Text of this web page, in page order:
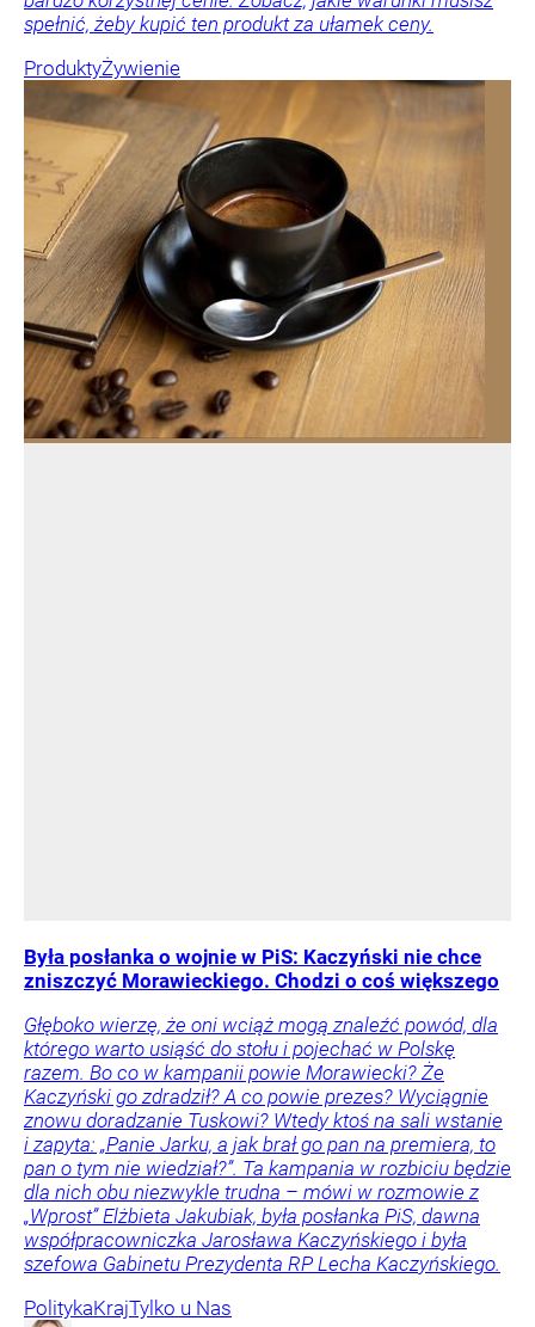
spełnić, żeby kupić ten produkt za ułamek ceny.
ProduktyŻywienie
Była posłanka o wojnie w PiS: Kaczyński nie chce
zniszczyć Morawieckiego. Chodzi o coś większego
Głęboko wierzę, że oni wciąż mogą znaleźć powód, dla
którego warto usiąść do stołu i pojechać w Polskę
razem. Bo co w kampanii powie Morawiecki? Że
Kaczyński go zdradził? A co powie prezes? Wyciągnie
znowu doradzanie Tuskowi? Wtedy ktoś na sali wstanie
i zapyta: „Panie Jarku, a jak brał go pan na premiera, to
pan o tym nie wiedział?”. Ta kampania w rozbiciu będzie
dla nich obu niezwykle trudna – mówi w rozmowie z
„Wprost” Elżbieta Jakubiak, była posłanka PiS, dawna
współpracowniczka Jarosława Kaczyńskiego i była
szefowa Gabinetu Prezydenta RP Lecha Kaczyńskiego.
PolitykaKrajTylko u Nas